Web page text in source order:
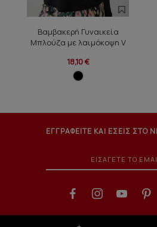
Βαμβακερή Γυναικεία
Μπλούζα με λαιμόκοψη V
18,10 €
ΕΓΓΡΑΦΕΙΤΕ ΚΑΙ ΕΣΕΙΣ ΣΤΟ